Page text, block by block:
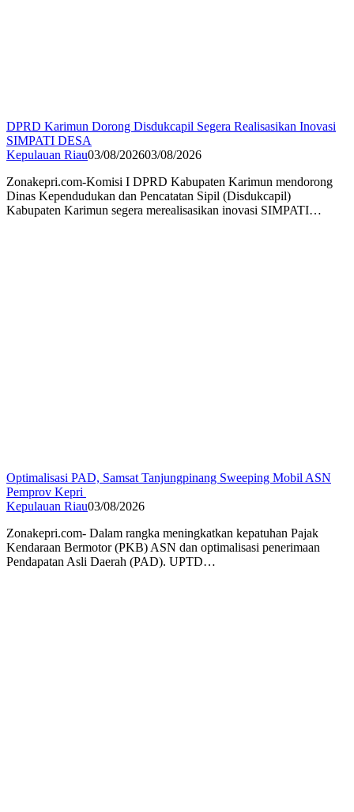
DPRD Karimun Dorong Disdukcapil Segera Realisasikan Inovasi
SIMPATI DESA
Kepulauan Riau03/08/202603/08/2026
Zonakepri.com-Komisi I DPRD Kabupaten Karimun mendorong
Dinas Kependudukan dan Pencatatan Sipil (Disdukcapil)
Kabupaten Karimun segera merealisasikan inovasi SIMPATI…
Optimalisasi PAD, Samsat Tanjungpinang Sweeping Mobil ASN
Pemprov Kepri
Kepulauan Riau03/08/2026
Zonakepri.com- Dalam rangka meningkatkan kepatuhan Pajak
Kendaraan Bermotor (PKB) ASN dan optimalisasi penerimaan
Pendapatan Asli Daerah (PAD). UPTD…